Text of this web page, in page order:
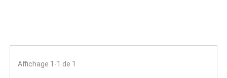
Affichage 1-1 de 1